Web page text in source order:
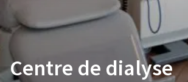
Centre de dialyse